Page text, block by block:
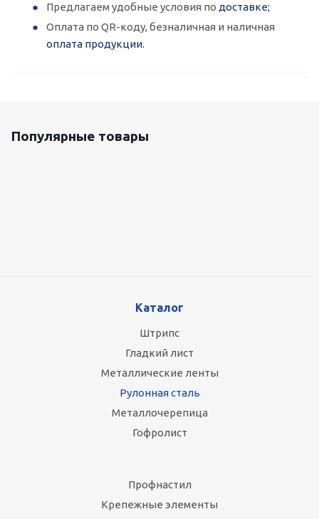
Предлагаем удобные условия по доставке;
Оплата по QR-коду, безналичная и наличная
оплата продукции.
Популярные товары
Каталог
Штрипс
Гладкий лист
Металлические ленты
Рулонная сталь
Металлочерепица
Гофролист
Профнастил
Крепежные элементы